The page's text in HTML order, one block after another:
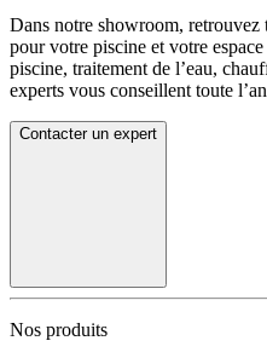
Dans notre showroom, retrouvez
pour votre piscine et votre
piscine, traitement de l’eau,
experts vous conseillent toute
Contacter un expert
Nos produits